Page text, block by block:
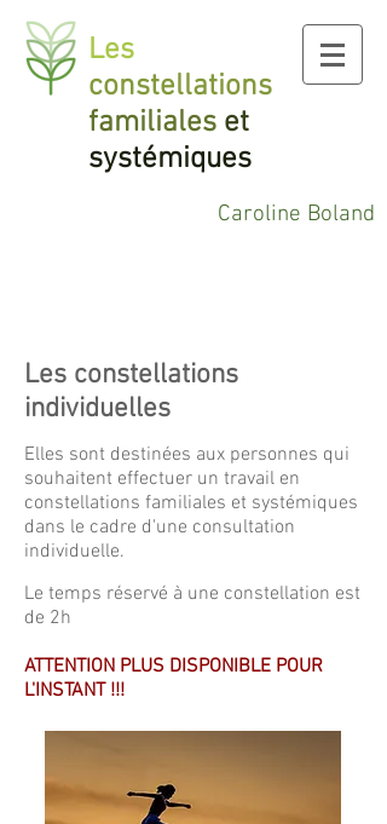
Les
constellations
familiales et
systémiques
Caroline Boland
Les constellations
individuelles
Elles sont destinées aux personnes qui
souhaitent effectuer un travail en
constellations familiales et systémiques
dans le cadre d'une consultation
individuelle.
Le temps réservé à une constellation est
de 2h
ATTENTION PLUS DISPONIBLE POUR
L'INSTANT !!!